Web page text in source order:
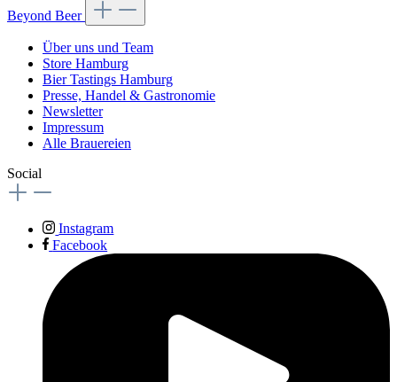
Beyond Beer
Über uns und Team
Store Hamburg
Bier Tastings Hamburg
Presse, Handel & Gastronomie
Newsletter
Impressum
Alle Brauereien
Social
Instagram
Facebook